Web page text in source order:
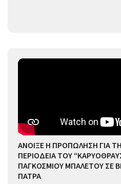
ΑΝΟΙΞΕ Η ΠΡΟΠΩΛΗΣΗ ΓΙΑ
ΠΕΡΙΟΔΕΙΑ ΤΟΥ
ΠΑΓΚΟΣΜΙΟΥ ΜΠΑΛΕΤΟΥ ΣΕ
ΠΑΤΡΑ